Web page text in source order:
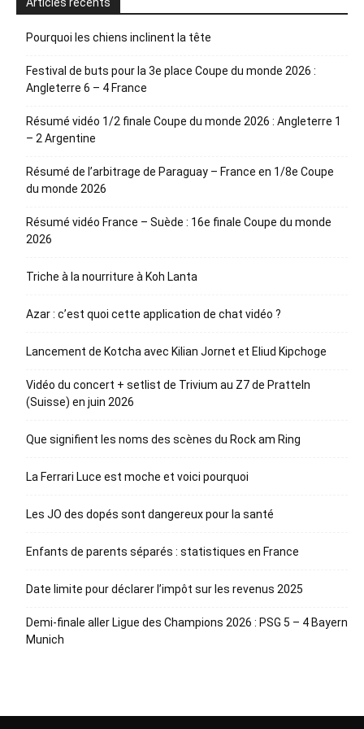
Pourquoi les chiens inclinent la tête
Festival de buts pour la 3e place Coupe du monde 2026 :
Angleterre 6 – 4 France
Résumé vidéo 1/2 finale Coupe du monde 2026 : Angleterre 1
– 2 Argentine
Résumé de l’arbitrage de Paraguay – France en 1/8e Coupe
du monde 2026
Résumé vidéo France – Suède : 16e finale Coupe du monde
2026
Triche à la nourriture à Koh Lanta
Azar : c’est quoi cette application de chat vidéo ?
Lancement de Kotcha avec Kilian Jornet et Eliud Kipchoge
Vidéo du concert + setlist de Trivium au Z7 de Pratteln
(Suisse) en juin 2026
Que signifient les noms des scènes du Rock am Ring
La Ferrari Luce est moche et voici pourquoi
Les JO des dopés sont dangereux pour la santé
Enfants de parents séparés : statistiques en France
Date limite pour déclarer l’impôt sur les revenus 2025
Demi-finale aller Ligue des Champions 2026 : PSG 5 – 4 Bayern
Munich